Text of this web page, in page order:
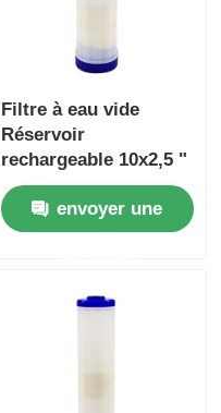
Filtre à eau vide
Réservoir
rechargeable 10x2,5 "
avec résine d'échange
d'ions envoyer une